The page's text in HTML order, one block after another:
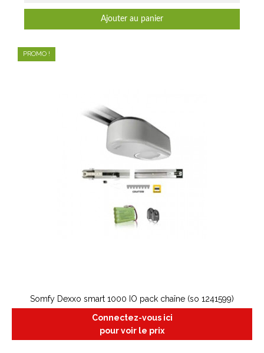
Ajouter au panier
Somfy Dexxo smart 1000 IO pack chaîne (so 1241599)
Connectez-vous ici
pour voir le prix
PROMO !